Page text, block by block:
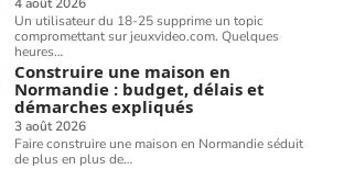
Un utilisateur du 18-25 supprime un topic
compromettant sur jeuxvideo.com. Quelques
heures…
Construire une maison en
Normandie : budget, délais et
démarches expliqués
3 août 2026
Faire construire une maison en Normandie séduit
de plus en plus de…